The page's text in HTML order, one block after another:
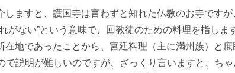
ますと、護国寺は言わずと知れた仏教のお寺ですが
がない”という意味で、回教徒のための料理を指しま
地であったことから、宮廷料理（主に満州族）と庶
説明が難しいのですが、ざっくり言いますと、ちゃ